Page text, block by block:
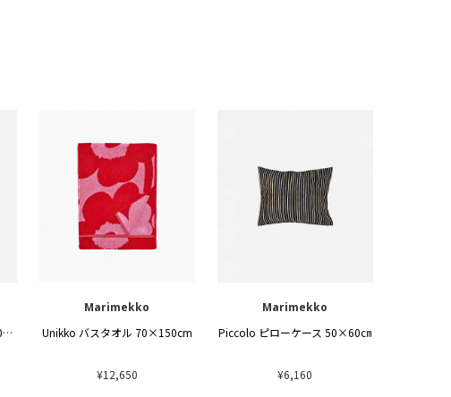
Piccolo ピローケース 50×60cm
Marimekko
Unikko バスタオル 70×150cm
¥12,650
Marimekko
Piccolo ピローケース 50×60㎝
¥6,160